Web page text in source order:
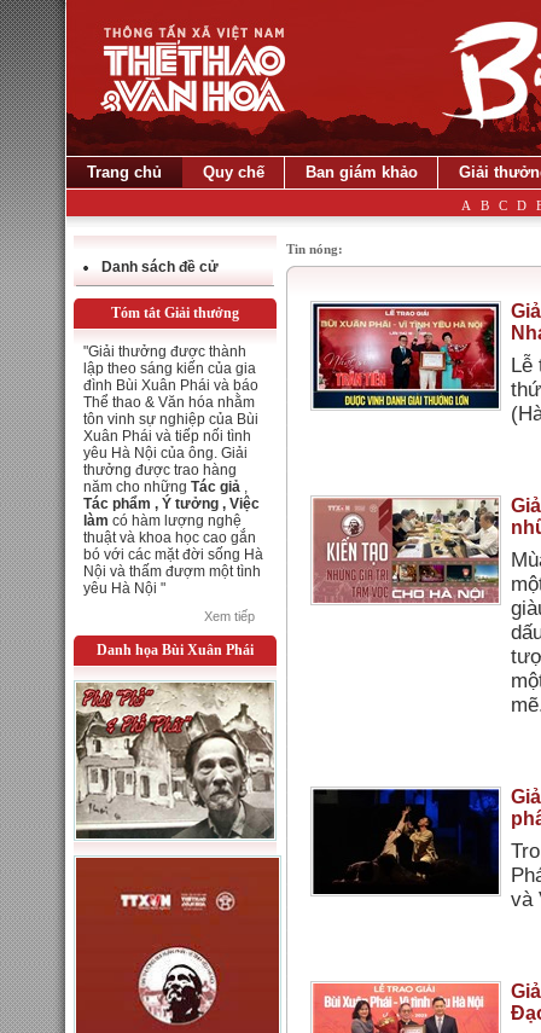
Trang chủ Quy chế Ban giám khảo Giải
A B C D
Danh sách đề cử
Tóm tắt Giải thưởng
"Giải thưởng được thành
lập theo sáng kiến của gia
đình Bùi Xuân Phái và báo
Thể thao & Văn hóa nhằm
tôn vinh sự nghiệp của Bùi
Xuân Phái và tiếp nối tình
yêu Hà Nội của ông. Giải
thưởng được trao hàng
năm cho những Tác giả ,
Tác phẩm ,Ý tưởng ,Việc
làm có hàm lượng nghệ
thuật và khoa học cao gắn
bó với các mặt đời sống Hà
Nội và thấm đượm một tình
yêu Hà Nội "
Xem tiếp
Danh họa Bùi Xuân Phái
Tin nóng:
Lễ
và